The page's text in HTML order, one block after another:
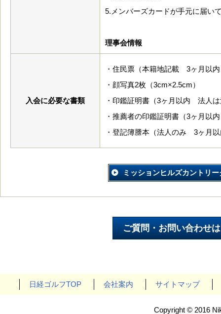
5.メンバーズカードが手元に届い
理事会情報
入会に必要な書類
・住民票（本籍地記載 3ヶ月以
・顔写真2枚（3cm×2.5cm）
・印鑑証明書（3ヶ月以内 法人
・推薦者の印鑑証明書（3ヶ月以
・登記簿謄本（法人のみ 3ヶ月
ミッションヒルズカントリ
日経ゴルフTOP 会社案内 サイトマップ
Copyright © 2016